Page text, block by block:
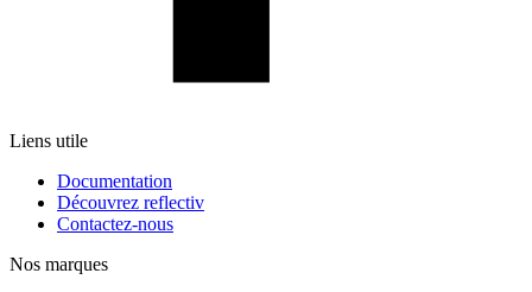
Liens utile
Documentation
Découvrez reflectiv
Contactez-nous
Nos marques